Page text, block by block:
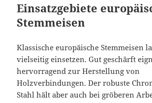
Einsatzgebiete
Stemmeisen
Klassische europäische Stemmeisen
vielseitig einsetzen. Gut geschärft
hervorragend zur Herstellung von
Holzverbindungen. Der robuste
Stahl hält aber auch bei gröberen